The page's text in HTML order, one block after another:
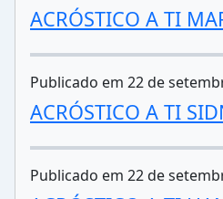
ACRÓSTICO A TI
Publicado em 22 de
ACRÓSTICO A TI
Publicado em 22 de